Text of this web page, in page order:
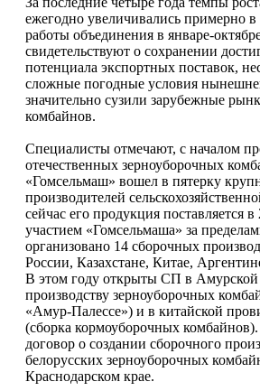
ежегодно увеличивались примерно в
работы объединения в январе-
свидетельствуют о сохранении
потенциала экспортных поставок,
сложные погодные условия
значительно сузили зарубежные
комбайнов.
Специалисты отмечают, с началом
отечественных зерноуборочных
«Гомсельмаш» вошел в пятерку
производителей
сейчас его продукция поставляется
участием «Гомсельмаша» за
организовано 14 сборочных
России, Казахстане, Китае,
В этом году открыты СП в Амурской
производству зерноуборочных
«Амур-Палессе») и в китайской
(сборка кормоуборочных
договор о создании сборочного
белорусских зерноуборочных
Краснодарском крае.